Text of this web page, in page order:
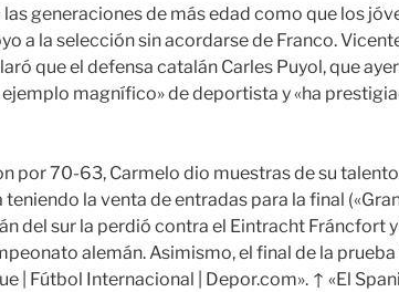
generaciones de más edad como que los
a la selección sin acordarse de Franco.
que el defensa catalán Carles Puyol, que
magnífico» de deportista y «ha
por 70-63, Carmelo dio muestras de su
la venta de entradas para la final
del sur la perdió contra el Eintracht Fráncfort
alemán. Asimismo, el final de la
| Fútbol Internacional | Depor.com». ↑ «El